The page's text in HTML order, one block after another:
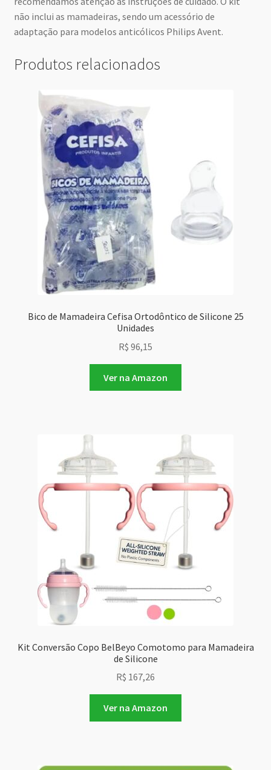
não inclui as mamadeiras, sendo um acessório de
adaptação para modelos anticólicos Philips Avent.
Produtos relacionados
Bico de Mamadeira Cefisa Ortodôntico de Silicone 25
Unidades
R$ 96,15
Ver na Amazon
Kit Conversão Copo BelBeyo Comotomo para Mamadeira
de Silicone
R$ 167,26
Ver na Amazon